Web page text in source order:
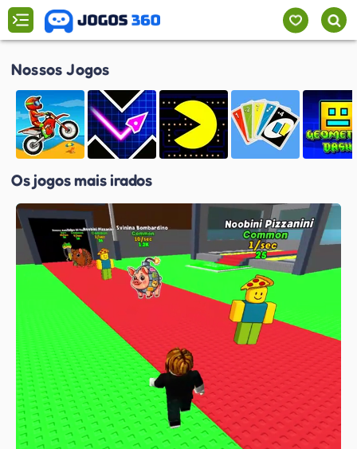
Nossos Jogos
Os jogos mais irados